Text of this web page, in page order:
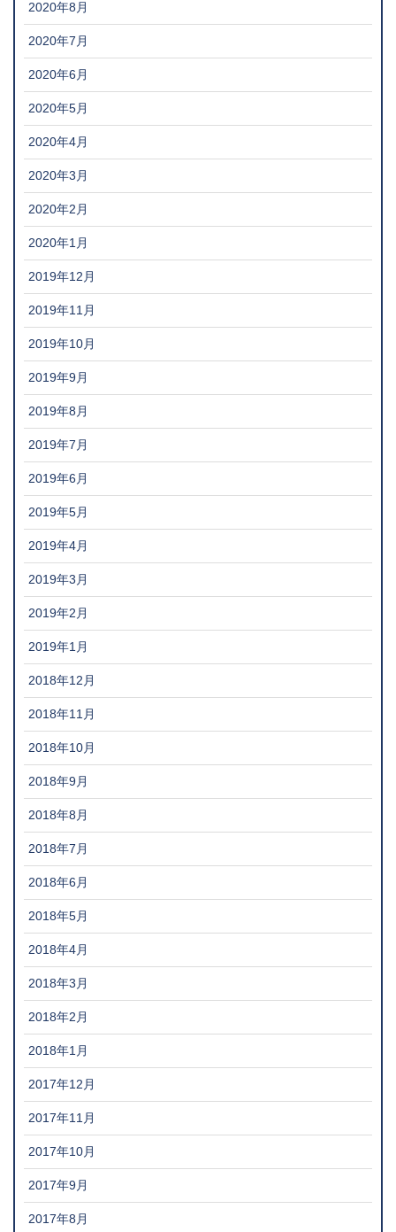
2020年8月
2020年7月
2020年6月
2020年5月
2020年4月
2020年3月
2020年2月
2020年1月
2019年12月
2019年11月
2019年10月
2019年9月
2019年8月
2019年7月
2019年6月
2019年5月
2019年4月
2019年3月
2019年2月
2019年1月
2018年12月
2018年11月
2018年10月
2018年9月
2018年8月
2018年7月
2018年6月
2018年5月
2018年4月
2018年3月
2018年2月
2018年1月
2017年12月
2017年11月
2017年10月
2017年9月
2017年8月